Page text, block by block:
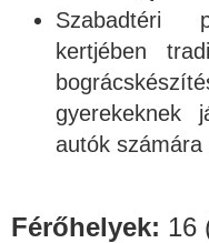
Szabadtéri
kertjében
gyerekeknek
autók számára
Férőhelyek: 16